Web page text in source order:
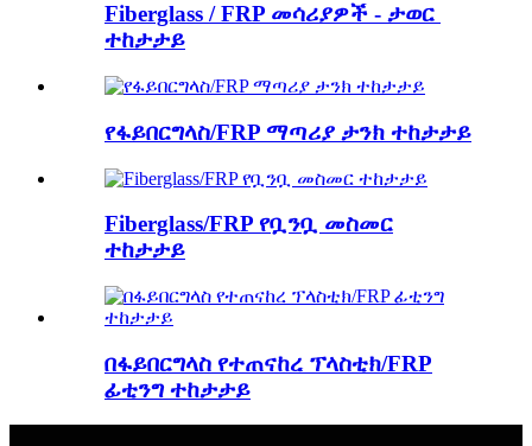
Fiberglass / FRP መሳሪያዎች - ታወር ​​
ተከታታይ
የፋይበርግላስ/FRP ማጣሪያ ታንክ ተከታታይ
Fiberglass/FRP የቧንቧ መስመር
ተከታታይ
በፋይበርግላስ የተጠናከረ ፕላስቲክ/FRP
ፊቲንግ ተከታታይ